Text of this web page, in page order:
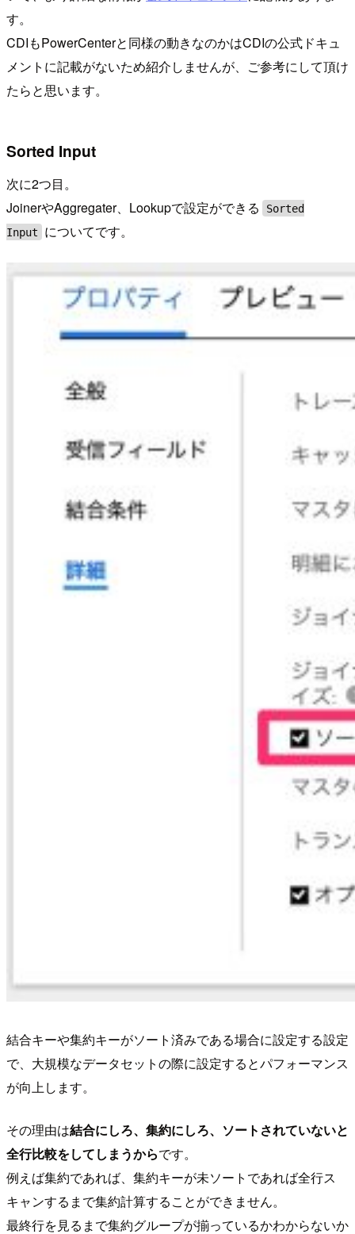
す。
CDIもPowerCenterと同様の動きなのかはCDIの公式ドキュ
メントに記載がないため紹介しませんが、ご参考にして頂け
たらと思います。
Sorted Input
次に2つ目。
JoinerやAggregater、Lookupで設定ができる
Sorted
Input
についてです。
結合キーや集約キーがソート済みである場合に設定する設定
で、大規模なデータセットの際に設定するとパフォーマンス
が向上します。
その理由は結合にしろ、集約にしろ、ソートされていないと
全行比較をしてしまうからです。
例えば集約であれば、集約キーが未ソートであれば全行ス
キャンするまで集約計算することができません。
最終行を見るまで集約グループが揃っているかわからないか